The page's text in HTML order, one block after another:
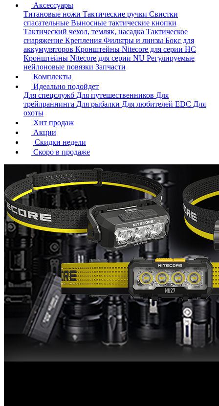
Аксессуары
Титановые ножи Тактические ручки Свистки
спасательные Выносные тактические кнопки
Тактический чехол, темляк, насадка Тактическое
снаряжение Крепления Фильтры и линзы Бокс для
аккумуляторов Кронштейны Nitecore для серии HС
Кронштейны Nitecore для серии NU Регулируемые
нейлоновые повязки Запчасти
Комплекты
Идеально подойдет
Для спецслужб Для путешественников Для
трейлраннинга Для рыбалки Для любителей EDC Для
охоты
Хит продаж
Акции
Скидки недели
Скоро в продаже